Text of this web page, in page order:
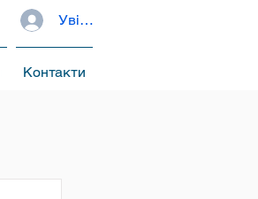
Увійти
Контакти